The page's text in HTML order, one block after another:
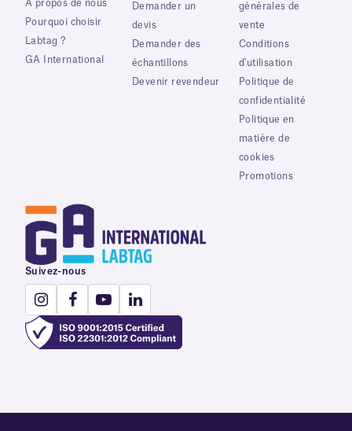
À propos de nous
Pourquoi choisir
Labtag ?
GA International
Demander un
devis
Demander des
échantillons
Devenir revendeur
générales de
vente
Conditions
d'utilisation
Politique de
confidentialité
Politique en
matière de
cookies
Promotions
Suivez-nous